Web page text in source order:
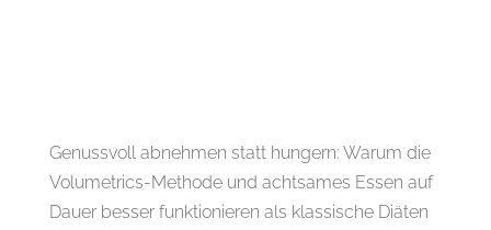
Genussvoll abnehmen statt hungern: Warum die
Volumetrics-Methode und achtsames Essen auf
Dauer besser funktionieren als klassische Diäten